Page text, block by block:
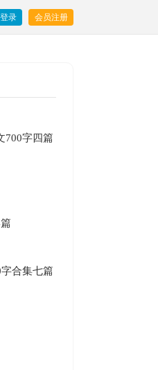
录 会员注册
700字四篇
合集七篇